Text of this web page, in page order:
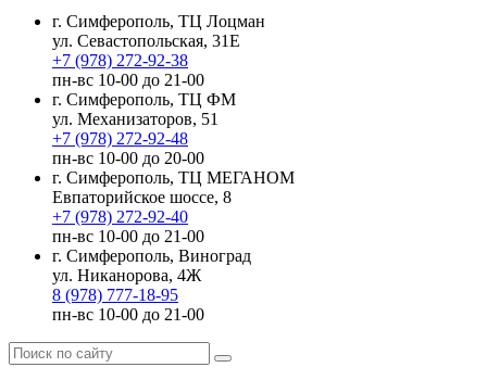
г. Симферополь, ТЦ Лоцман
ул. Севастопольская, 31Е
+7 (978) 272-92-38
пн-вс 10-00 до 21-00
г. Симферополь, ТЦ ФМ
ул. Механизаторов, 51
+7 (978) 272-92-48
пн-вс 10-00 до 20-00
г. Симферополь, ТЦ МЕГАНОМ
Евпаторийское шоссе, 8
+7 (978) 272-92-40
пн-вс 10-00 до 21-00
г. Симферополь, Виноград
ул. Никанорова, 4Ж
8 (978) 777-18-95
пн-вс 10-00 до 21-00